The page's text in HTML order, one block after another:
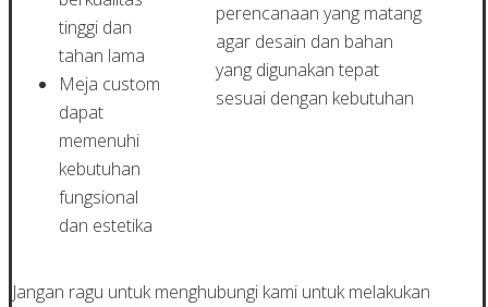
tinggi dan
tahan lama
Meja custom
dapat
memenuhi
kebutuhan
fungsional
dan estetika
perencanaan yang matang
agar desain dan bahan
yang digunakan tepat
sesuai dengan kebutuhan
Jangan ragu untuk menghubungi kami untuk melakukan